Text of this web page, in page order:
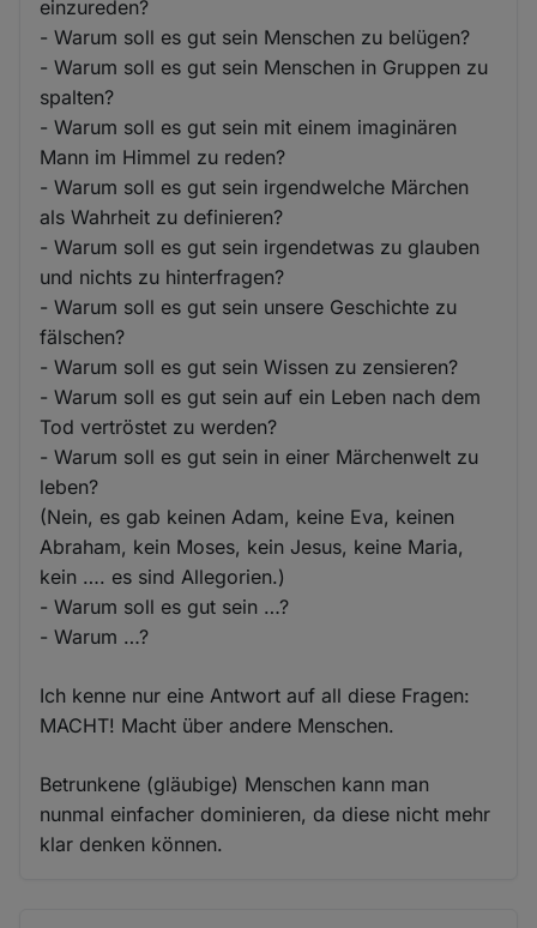
einzureden?
- Warum soll es gut sein Menschen zu belügen?
- Warum soll es gut sein Menschen in Gruppen zu
spalten?
- Warum soll es gut sein mit einem imaginären
Mann im Himmel zu reden?
- Warum soll es gut sein irgendwelche Märchen
als Wahrheit zu definieren?
- Warum soll es gut sein irgendetwas zu glauben
und nichts zu hinterfragen?
- Warum soll es gut sein unsere Geschichte zu
fälschen?
- Warum soll es gut sein Wissen zu zensieren?
- Warum soll es gut sein auf ein Leben nach dem
Tod vertröstet zu werden?
- Warum soll es gut sein in einer Märchenwelt zu
leben?
(Nein, es gab keinen Adam, keine Eva, keinen
Abraham, kein Moses, kein Jesus, keine Maria,
kein …. es sind Allegorien.)
- Warum soll es gut sein …?
- Warum …?
Ich kenne nur eine Antwort auf all diese Fragen:
MACHT! Macht über andere Menschen.
Betrunkene (gläubige) Menschen kann man
nunmal einfacher dominieren, da diese nicht mehr
klar denken können.